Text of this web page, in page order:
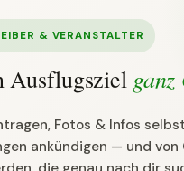
& VERANSTALTER
Ausflugsziel
Fotos & Infos
ankündigen — und von